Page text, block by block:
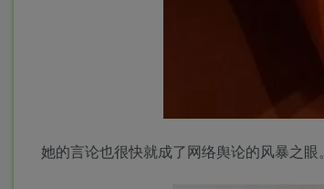
她的言论也很快就成了网络舆论的风暴之眼。